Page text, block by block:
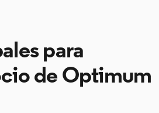
para
de Optimum